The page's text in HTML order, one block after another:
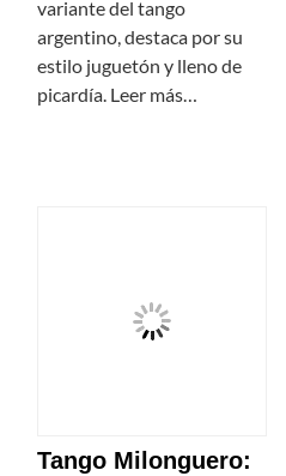
variante del tango
argentino, destaca por su
estilo juguetón y lleno de
picardía. Leer más…
Tango Milonguero: